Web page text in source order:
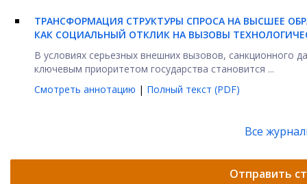
ТРАНСФОРМАЦИЯ СТРУКТУРЫ СПРОСА НА ВЫСШЕЕ
КАК СОЦИАЛЬНЫЙ ОТКЛИК НА ВЫЗОВЫ
В условиях серьезных внешних вызовов, санкционного
ключевым приоритетом государства становится ...
Смотреть аннотацию | Полный текст (PDF)
Все
Отправить